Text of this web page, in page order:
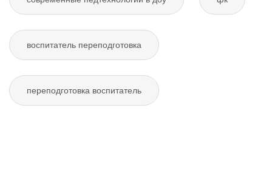
воспитатель переподготовка
переподготовка воспитатель